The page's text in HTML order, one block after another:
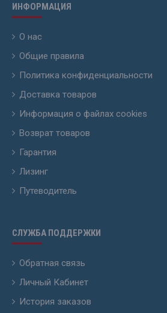
ИНФОРМАЦИЯ
О нас
Общие правила
Политика конфиденциальности
Доставка товаров
Информация о файлах cookies
Возврат товаров
Гарантия
Лизинг
Путеводитель
СЛУЖБА ПОДДЕРЖКИ
Обратная связь
Личный Кабинет
История заказов